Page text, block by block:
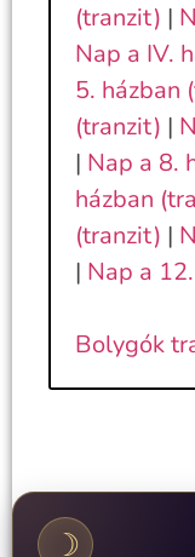
(tranzit) |
Nap a IV.
5. házban
(tranzit) |
| Nap a 8.
házban
(tranzit) |
| Nap a
Bolygók
☽